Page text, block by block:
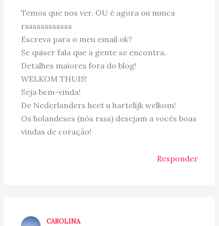
Temos que nos ver. OU é agora ou nunca
rssssssssssss
Escreva para o meu email ok?
Se quiser fala que a gente se encontra.
Detalhes maiores fora do blog!
WELKOM THUIS!
Seja bem-vinda!
De Nederlanders heet u hartelijk welkom!
Os holandeses (nós rsss) desejam a vocês boas
vindas de coração!
Responder
CAROLINA